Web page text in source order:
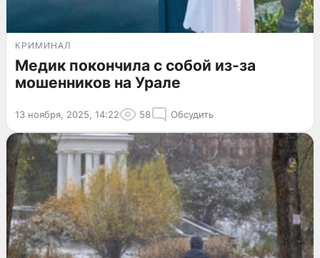
КРИМИНАЛ
Медик покончила с собой из-за
мошенников на Урале
13 ноября, 2025, 14:22 58 Обсудить